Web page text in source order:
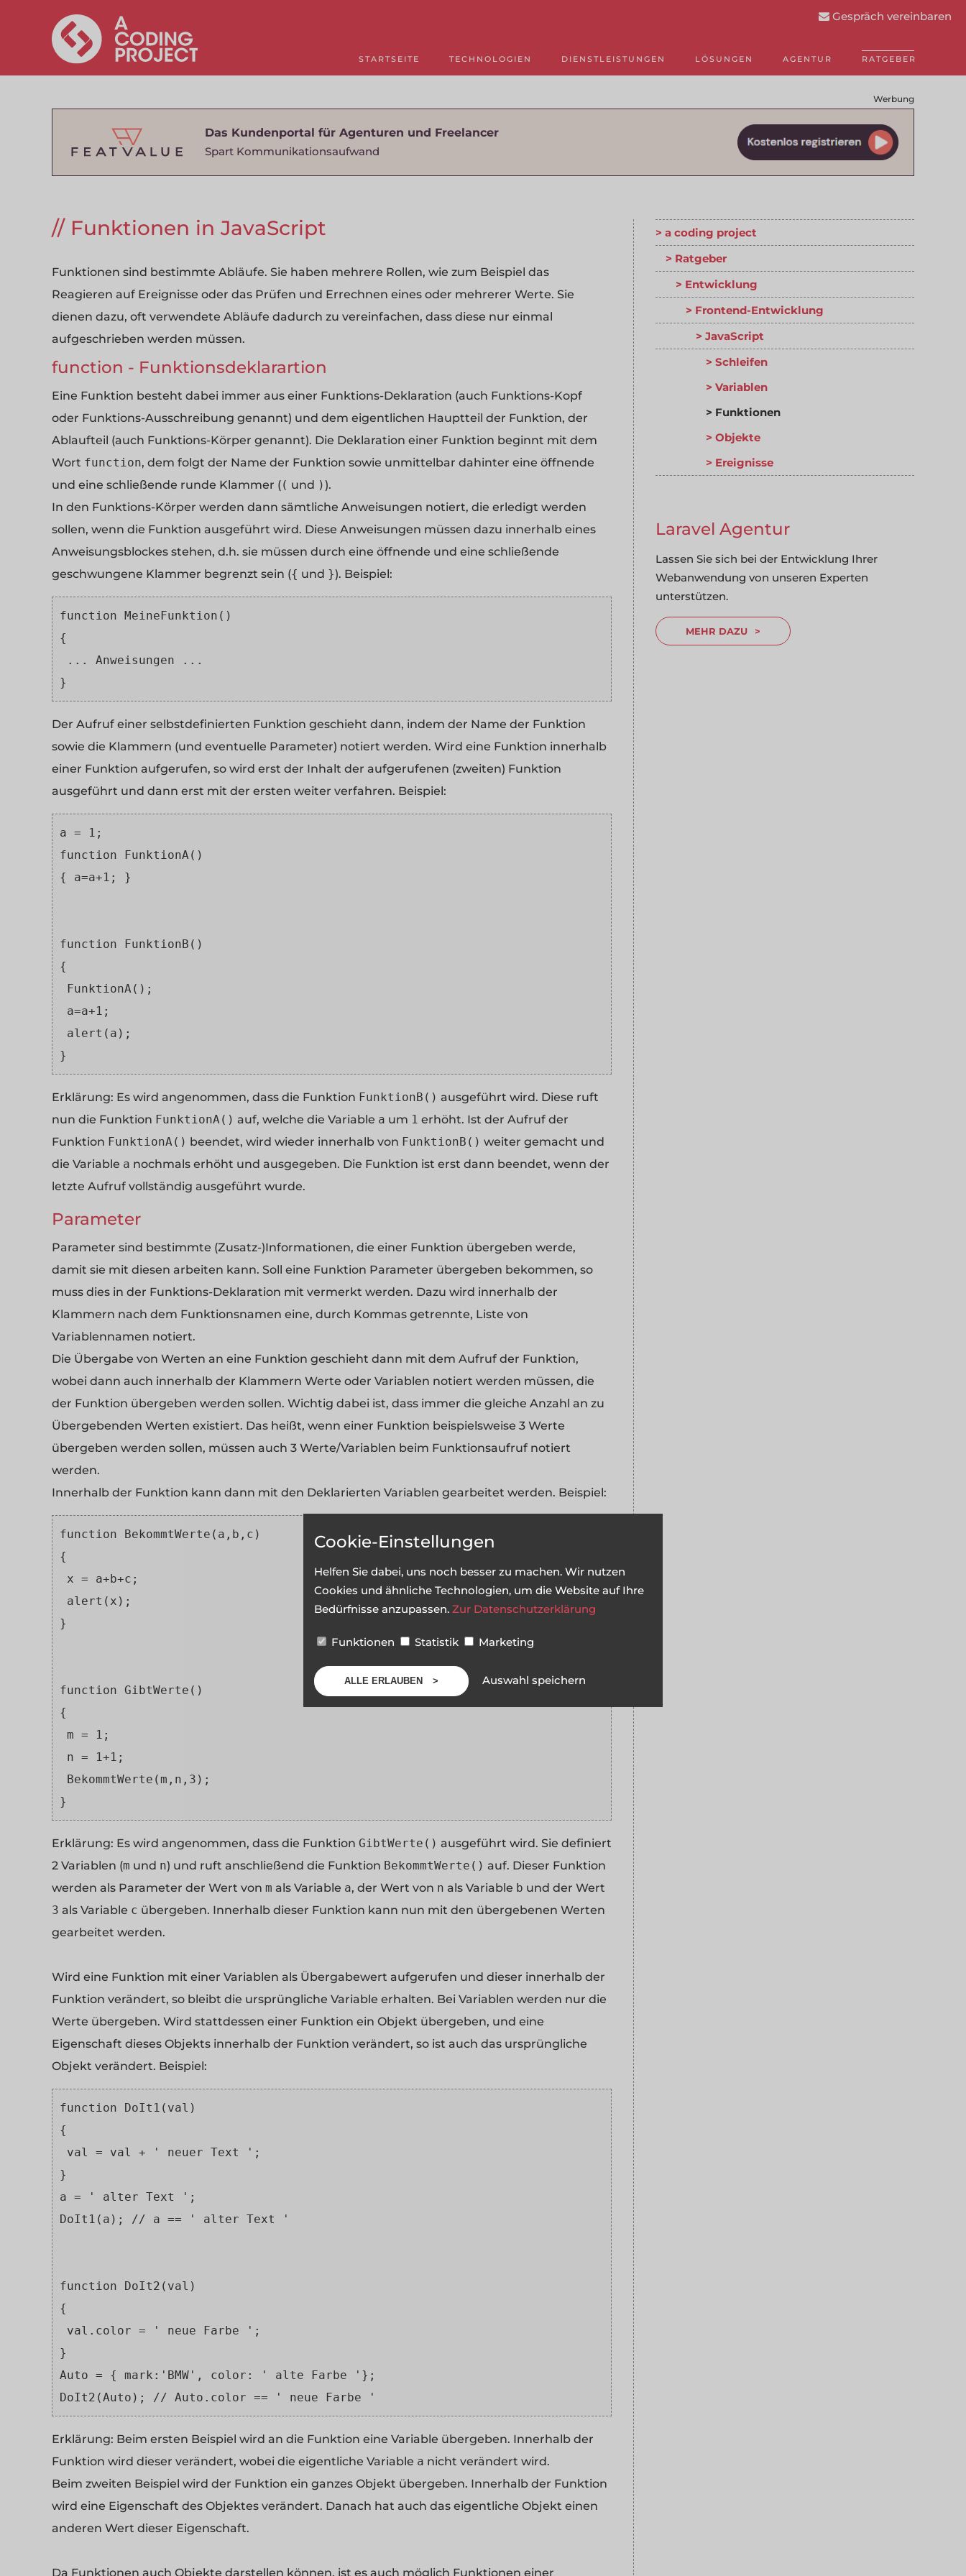
STARTSEITE TECHNOLOGIEN DIENSTLEISTUNGEN LÖSUNGEN AGENTUR RATGEBER
Gespräch vereinbaren
Werbung
Das Kundenportal für Agenturen und Freelancer
Spart Kommunikationsaufwand
Funktionen in JavaScript
Funktionen sind bestimmte Abläufe. Sie haben mehrere Rollen, wie zum Beispiel das
Reagieren auf Ereignisse oder das Prüfen und Errechnen eines oder mehrerer Werte. Sie
dienen dazu, oft verwendete Abläufe dadurch zu vereinfachen, dass diese nur einmal
aufgeschrieben werden müssen.
function - Funktionsdeklarartion
Eine Funktion besteht dabei immer aus einer Funktions-Deklaration (auch Funktions-Kopf
oder Funktions-Ausschreibung genannt) und dem eigentlichen Hauptteil der Funktion, der
Ablaufteil (auch Funktions-Körper genannt). Die Deklaration einer Funktion beginnt mit dem
Wort function, dem folgt der Name der Funktion sowie unmittelbar dahinter eine öffnende
und eine schließende runde Klammer (( und )).
In den Funktions-Körper werden dann sämtliche Anweisungen notiert, die erledigt werden
sollen, wenn die Funktion ausgeführt wird. Diese Anweisungen müssen dazu innerhalb eines
Anweisungsblockes stehen, d.h. sie müssen durch eine öffnende und eine schließende
geschwungene Klammer begrenzt sein ({ und }). Beispiel:
function MeineFunktion()
{
... Anweisungen ...
}
Der Aufruf einer selbstdefinierten Funktion geschieht dann, indem der Name der Funktion
sowie die Klammern (und eventuelle Parameter) notiert werden. Wird eine Funktion innerhalb
einer Funktion aufgerufen, so wird erst der Inhalt der aufgerufenen (zweiten) Funktion
ausgeführt und dann erst mit der ersten weiter verfahren. Beispiel:
a = 1;
function FunktionA()
{ a=a+1; }
function FunktionB()
{
FunktionA();
a=a+1;
alert(a);
}
Erklärung: Es wird angenommen, dass die Funktion FunktionB() ausgeführt wird. Diese ruft
nun die Funktion FunktionA() auf, welche die Variable a um 1 erhöht. Ist der Aufruf der
Funktion FunktionA() beendet, wird wieder innerhalb von FunktionB() weiter gemacht und
die Variable a nochmals erhöht und ausgegeben. Die Funktion ist erst dann beendet, wenn der
letzte Aufruf vollständig ausgeführt wurde.
Parameter
Parameter sind bestimmte (Zusatz-)Informationen, die einer Funktion übergeben werde,
damit sie mit diesen arbeiten kann. Soll eine Funktion Parameter übergeben bekommen, so
muss dies in der Funktions-Deklaration mit vermerkt werden. Dazu wird innerhalb der
Klammern nach dem Funktionsnamen eine, durch Kommas getrennte, Liste von
Variablennamen notiert.
Die Übergabe von Werten an eine Funktion geschieht dann mit dem Aufruf der Funktion,
wobei dann auch innerhalb der Klammern Werte oder Variablen notiert werden müssen, die
der Funktion übergeben werden sollen. Wichtig dabei ist, dass immer die gleiche Anzahl an zu
Übergebenden Werten existiert. Das heißt, wenn einer Funktion beispielsweise 3 Werte
übergeben werden sollen, müssen auch 3 Werte/Variablen beim Funktionsaufruf notiert
werden.
Innerhalb der Funktion kann dann mit den Deklarierten Variablen gearbeitet werden. Beispiel:
function BekommtWerte(a,b,c)
{
x = a+b+c;
alert(x);
}
function GibtWerte()
{
m = 1;
n = 1+1;
BekommtWerte(m,n,3);
}
Erklärung: Es wird angenommen, dass die Funktion GibtWerte() ausgeführt wird. Sie definiert
2 Variablen (m und n) und ruft anschließend die Funktion BekommtWerte() auf. Dieser Funktion
werden als Parameter der Wert von m als Variable a, der Wert von n als Variable b und der Wert
3 als Variable c übergeben. Innerhalb dieser Funktion kann nun mit den übergebenen Werten
gearbeitet werden.
Wird eine Funktion mit einer Variablen als Übergabewert aufgerufen und dieser innerhalb der
Funktion verändert, so bleibt die ursprüngliche Variable erhalten. Bei Variablen werden nur die
Werte übergeben. Wird stattdessen einer Funktion ein Objekt übergeben, und eine
Eigenschaft dieses Objekts innerhalb der Funktion verändert, so ist auch das ursprüngliche
Objekt verändert. Beispiel:
function DoIt1(val)
{
val = val + ' neuer Text ';
}
a = ' alter Text ';
DoIt1(a); // a == ' alter Text '
function DoIt2(val)
{
val.color = ' neue Farbe ';
}
Auto = { mark:'BMW', color: ' alte Farbe '};
DoIt2(Auto); // Auto.color == ' neue Farbe '
Erklärung: Beim ersten Beispiel wird an die Funktion eine Variable übergeben. Innerhalb der
Funktion wird dieser verändert, wobei die eigentliche Variable a nicht verändert wird.
Beim zweiten Beispiel wird der Funktion ein ganzes Objekt übergeben. Innerhalb der Funktion
wird eine Eigenschaft des Objektes verändert. Danach hat auch das eigentliche Objekt einen
anderen Wert dieser Eigenschaft.
Da Funktionen auch Objekte darstellen können, ist es auch möglich Funktionen einer
a coding project
Ratgeber
Entwicklung
Frontend-Entwicklung
JavaScript
Schleifen
Variablen
Funktionen
Objekte
Ereignisse
Laravel Agentur
Lassen Sie sich bei der Entwicklung Ihrer
Webanwendung von unseren Experten
unterstützen.
MEHR DAZU
Cookie-Einstellungen
Helfen Sie dabei, uns noch besser zu machen. Wir nutzen
Cookies und ähnliche Technologien, um die Website auf Ihre
Bedürfnisse anzupassen. Zur Datenschutzerklärung
Funktionen Statistik Marketing
ALLE ERLAUBEN Auswahl speichern